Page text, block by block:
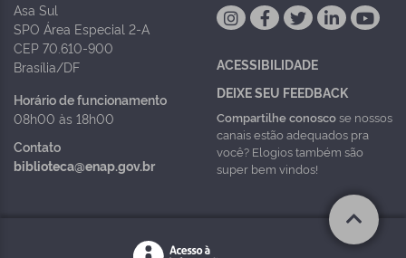
Asa Sul
SPO Área Especial 2-A
CEP 70.610-900
Brasília/DF
Horário de funcionamento
08h00 às 18h00
Contato
biblioteca@enap.gov.br
ACESSIBILIDADE
DEIXE SEU FEEDBACK
Compartilhe conoscose nossos
canais estão adequados pra
você? Elogios também são
super bem vindos!